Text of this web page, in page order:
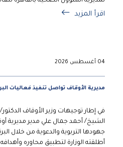
اقرأ المزيد
04 أغسطس 2026
مديرية الأوقاف تواصل تنفيذ فعاليات
في إطار توجيهات وزير الأوقاف
الشيخ/ أحمد جمال علي مدير مديرية
جهودها التربوية والدعوية من خلال
أطلقته الوزارة لتطبيق محاوره